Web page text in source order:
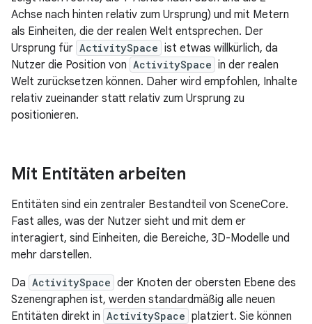
Achse nach hinten relativ zum Ursprung) und mit Metern
als Einheiten, die der realen Welt entsprechen. Der
Ursprung für ActivitySpace ist etwas willkürlich, da
Nutzer die Position von ActivitySpace in der realen
Welt zurücksetzen können. Daher wird empfohlen, Inhalte
relativ zueinander statt relativ zum Ursprung zu
positionieren.
Mit Entitäten arbeiten
Entitäten sind ein zentraler Bestandteil von SceneCore.
Fast alles, was der Nutzer sieht und mit dem er
interagiert, sind Einheiten, die Bereiche, 3D-Modelle und
mehr darstellen.
Da ActivitySpace der Knoten der obersten Ebene des
Szenengraphen ist, werden standardmäßig alle neuen
Entitäten direkt in ActivitySpace platziert. Sie können